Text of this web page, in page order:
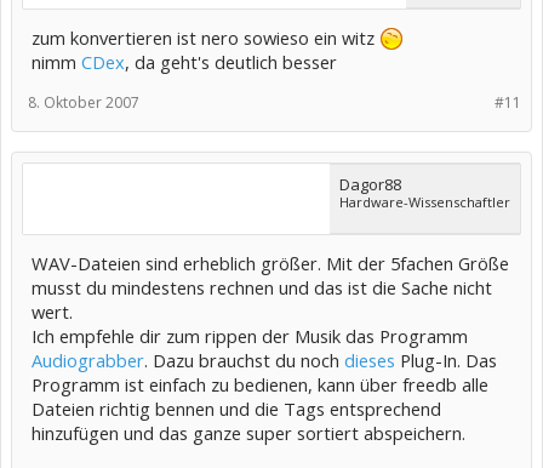
zum konvertieren ist nero sowieso ein witz
nimm CDex, da geht's deutlich besser
#11
8. Oktober 2007
Dagor88
Hardware-Wissenschaftler
WAV-Dateien sind erheblich größer. Mit der 5fachen Größe
musst du mindestens rechnen und das ist die Sache nicht
wert.
Ich empfehle dir zum rippen der Musik das Programm
Audiograbber. Dazu brauchst du noch dieses Plug-In. Das
Programm ist einfach zu bedienen, kann über freedb alle
Dateien richtig bennen und die Tags entsprechend
hinzufügen und das ganze super sortiert abspeichern.